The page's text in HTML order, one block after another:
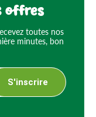
offres
toutes nos
minutes, bon
S'inscrire